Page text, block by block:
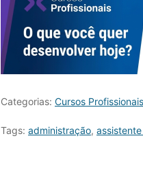
Categorias: Cursos Profissionais
Tags: administração,